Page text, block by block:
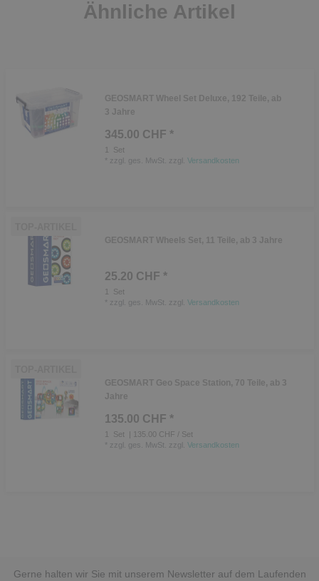
Ähnliche Artikel
GEOSMART Wheel Set Deluxe, 192 Teile, ab
3 Jahre
345.00 CHF *
1
Set
zzgl. ges. MwSt. zzgl. Versandkosten
GEOSMART Wheels Set, 11 Teile, ab 3 Jahre
25.20 CHF *
1
Set
zzgl. ges. MwSt. zzgl. Versandkosten
GEOSMART Geo Space Station, 70 Teile, ab 3
Jahre
135.00 CHF *
Set
| 135.00 CHF / Set
zzgl. ges. MwSt. zzgl. Versandkosten
Gerne halten wir Sie mit unserem Newsletter auf dem Laufenden